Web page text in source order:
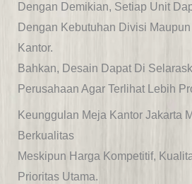
Dengan Demikian, Setiap Unit
Dengan Kebutuhan Divisi
Kantor.
Bahkan, Desain Dapat Di
Perusahaan Agar Terlihat Lebih
Keunggulan Meja Kantor Jakarta
Berkualitas
Meskipun Harga Kompetitif,
Prioritas Utama.